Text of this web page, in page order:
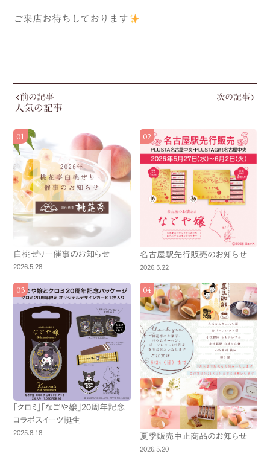
ご来店お待ちしております
前の記事 次の記事
人気の記事
白桃ぜりー催事のお知らせ
2026.5.28
名古屋駅先行販売のお知らせ
2026.5.22
「クロミ」「なごや嬢」20周年記念
コラボスイーツ誕生
2025.8.18 夏季販売中止商品のお知らせ
2026.5.20